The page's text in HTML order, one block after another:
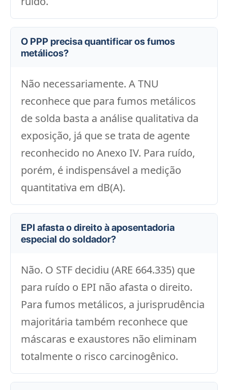
O PPP precisa quantificar os fumos
metálicos?
Não necessariamente. A TNU
reconhece que para fumos metálicos
de solda basta a análise qualitativa da
exposição, já que se trata de agente
reconhecido no Anexo IV. Para ruído,
porém, é indispensável a medição
quantitativa em dB(A).
EPI afasta o direito à aposentadoria
especial do soldador?
Não. O STF decidiu (ARE 664.335) que
para ruído o EPI não afasta o direito.
Para fumos metálicos, a jurisprudência
majoritária também reconhece que
máscaras e exaustores não eliminam
totalmente o risco carcinogênico.